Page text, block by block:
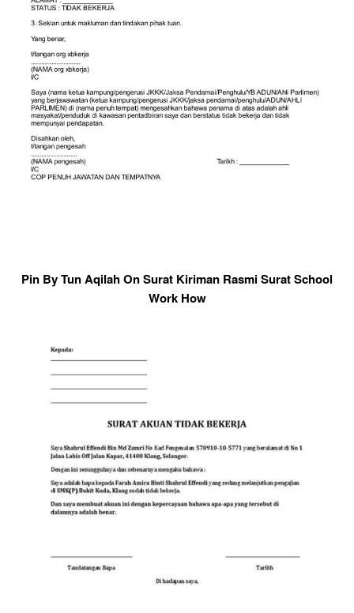
Pin By Tun Aqilah On Surat Kiriman Rasmi Surat School
Work How